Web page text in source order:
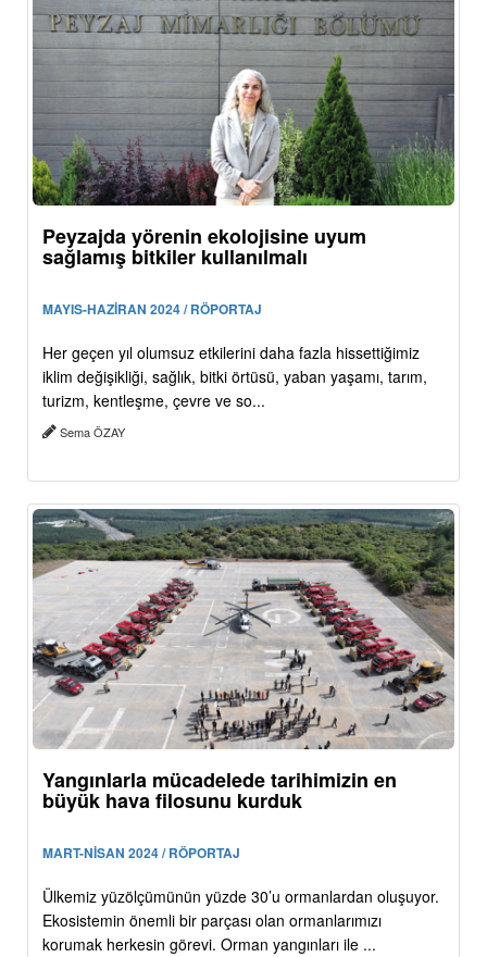
Peyzajda yörenin ekolojisine uyum
sağlamış bitkiler kullanılmalı
MAYIS-HAZİRAN 2024 / RÖPORTAJ
Her geçen yıl olumsuz etkilerini daha fazla hissettiğimiz
iklim değişikliği, sağlık, bitki örtüsü, yaban yaşamı, tarım,
turizm, kentleşme, çevre ve so...
Sema ÖZAY
Yangınlarla mücadelede tarihimizin en
büyük hava filosunu kurduk
MART-NİSAN 2024 / RÖPORTAJ
Ülkemiz yüzölçümünün yüzde 30’u ormanlardan oluşuyor.
Ekosistemin önemli bir parçası olan ormanlarımızı
korumak herkesin görevi. Orman yangınları ile ...